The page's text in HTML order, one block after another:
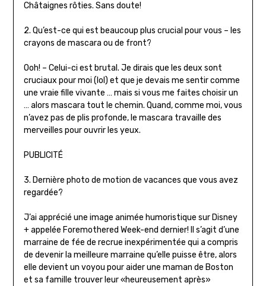
Châtaignes rôties. Sans doute!
2. Qu’est-ce qui est beaucoup plus crucial pour vous – les
crayons de mascara ou de front?
Ooh! – Celui-ci est brutal. Je dirais que les deux sont
cruciaux pour moi (lol) et que je devais me sentir comme
une vraie fille vivante … mais si vous me faites choisir un
… alors mascara tout le chemin. Quand, comme moi, vous
n’avez pas de plis profonde, le mascara travaille des
merveilles pour ouvrir les yeux.
PUBLICITÉ
3. Dernière photo de motion de vacances que vous avez
regardée?
J’ai apprécié une image animée humoristique sur Disney
+ appelée Foremothered Week-end dernier! Il s’agit d’une
marraine de fée de recrue inexpérimentée qui a compris
de devenir la meilleure marraine qu’elle puisse être, alors
elle devient un voyou pour aider une maman de Boston
et sa famille trouver leur «heureusement après»